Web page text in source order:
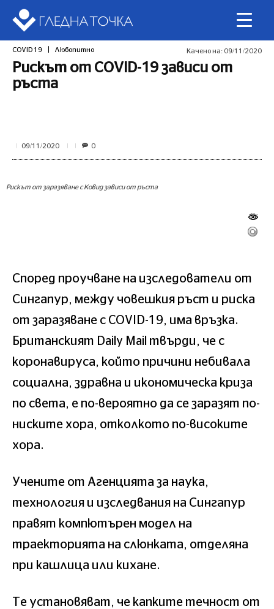
COVID 19 Любопитно Качено на:09/11/2020
Рискът от COVID-19 зависи от
ръста
09/11/2020 0
Рискът от заразяване с Ковид зависи от ръста
Според проучване на изследователи от
Сингапур, между човешкия ръст и риска
от заразяване с COVID-19, има връзка.
Британският Daily Mail твърди, че с
коронавируса, който причини небивала
социална, здравна и икономическа криза
по света, е по-вероятно да се заразят по-
ниските хора, отколкото по-високите
хора.
Учените от Агенцията за наука,
технология и изследвания на Сингапур
правят компютърен модел на
траекторията на слюнката, отделяна
при кашлица или кихане.
Те установяват, че капките течност от